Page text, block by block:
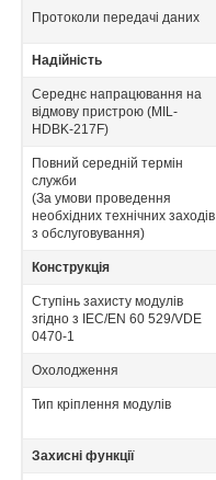
Протоколи передачі даних
Надійність
Середнє напрацювання на
відмову пристрою (MIL-
HDBK-217F)
Повний середній термін
служби
(За умови проведення
необхідних технічних заходів
з обслуговування)
Конструкція
Ступінь захисту модулів
згідно з IEC/EN 60 529/VDE
0470-1
Охолодження
Тип кріплення модулів
Захисні функції